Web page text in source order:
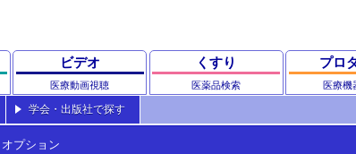
ビデオ
医療動画視聴
くすり
医薬品検索
プロ
医療機
学会・出版社で探す
オプション